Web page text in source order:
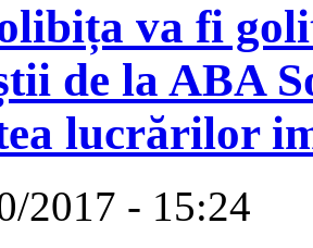
va fi
de la ABA
lucrărilor
2017 - 15:24